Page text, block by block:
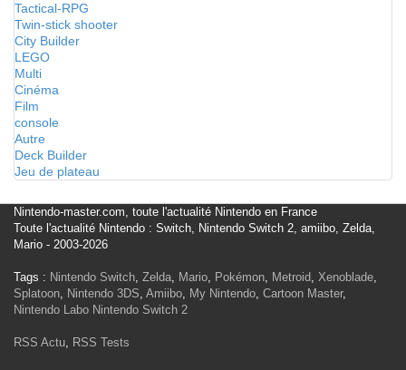
Tactical-RPG
Twin-stick shooter
City Builder
LEGO
Multi
Cinéma
Film
console
Autre
Deck Builder
Jeu de plateau
Nintendo-master.com, toute l'actualité Nintendo en France
Toute l'actualité Nintendo : Switch, Nintendo Switch 2, amiibo, Zelda,
Mario - 2003-2026
Tags : Nintendo Switch, Zelda, Mario, Pokémon, Metroid, Xenoblade,
Splatoon, Nintendo 3DS, Amiibo, My Nintendo, Cartoon Master,
Nintendo Labo Nintendo Switch 2
RSS Actu, RSS Tests